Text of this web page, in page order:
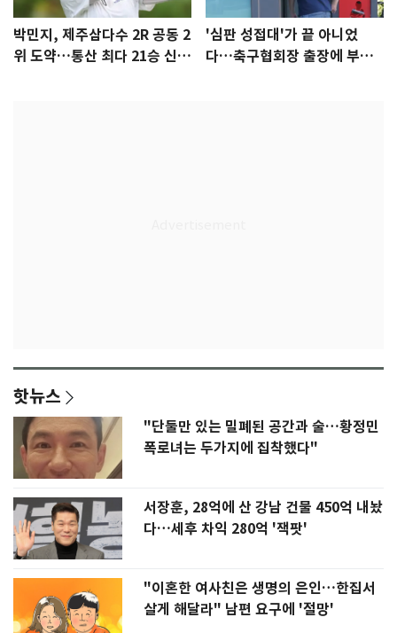
박민지, 제주삼다수 2R 공동 2
위 도약…통산 최다 21승 신기
'심판 성접대'가 끝 아니었
다…축구협회장 출장에 부인
핫뉴스
"단둘만 있는 밀폐된 공간과 술…황정민
폭로녀는 두가지에 집착했다"
서장훈, 28억에 산 강남 건물 450억 내놨
다…세후 차익 280억 '잭팟'
"이혼한 여사친은 생명의 은인…한집서
살게 해달라" 남편 요구에 '절망'